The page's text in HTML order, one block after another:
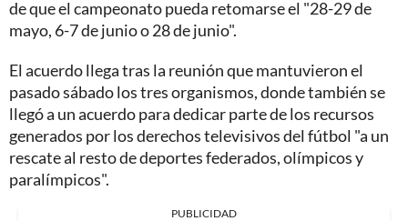
de que el campeonato pueda retomarse el "28-29 de
mayo, 6-7 de junio o 28 de junio".
El acuerdo llega tras la reunión que mantuvieron el
pasado sábado los tres organismos, donde también se
llegó a un acuerdo para dedicar parte de los recursos
generados por los derechos televisivos del fútbol "a un
rescate al resto de deportes federados, olímpicos y
paralímpicos".
PUBLICIDAD